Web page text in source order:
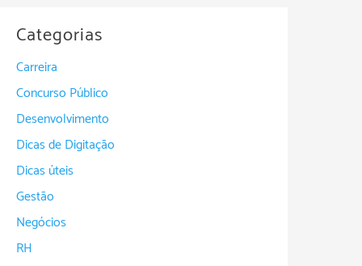
Categorias
Carreira
Concurso Público
Desenvolvimento
Dicas de Digitação
Dicas úteis
Gestão
Negócios
RH